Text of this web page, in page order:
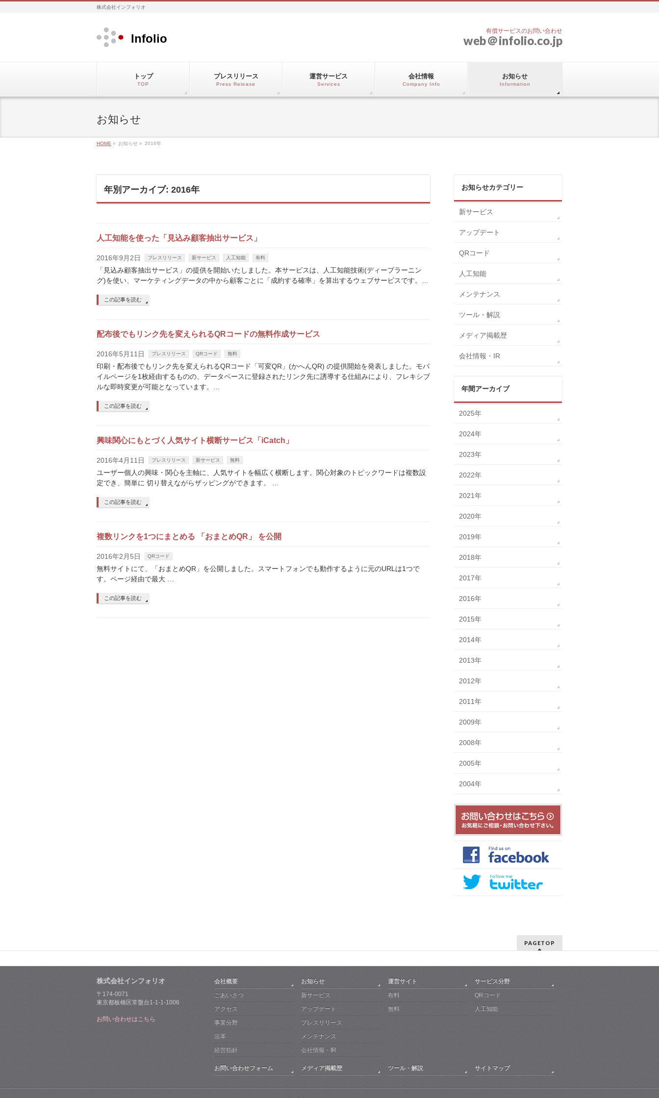
株式会社インフォリオ
Infolio
有償サービスのお問い合わせ
web＠infolio.co.jp
トップ
TOP
プレスリリース
Press Release
運営サービス
Services
会社情報
Company Info
お知らせ
Information
お知らせ
HOME » お知らせ » 2016年
年別アーカイブ: 2016年
人工知能を使った「見込み顧客抽出サービス」
2016年9月2日 プレスリリース 新サービス 人工知能 有料
「見込み顧客抽出サービス」の提供を開始いたしました。本サービスは、人工知能技術(ディープラーニン
グ)を使い、マーケティングデータの中から顧客ごとに「成約する確率」を算出するウェブサービスです。…
この記事を読む
配布後でもリンク先を変えられるQRコードの無料作成サービス
2016年5月11日 プレスリリース QRコード 無料
印刷・配布後でもリンク先を変えられるQRコード「可変QR」(かへんQR) の提供開始を発表しました。モバ
イルページを1枚経由するものの、データベースに登録されたリンク先に誘導する仕組みにより、フレキシブ
ルな即時変更が可能となっています。…
この記事を読む
興味関心にもとづく人気サイト横断サービス「iCatch」
2016年4月11日 プレスリリース 新サービス 無料
ユーザー個人の興味・関心を主軸に、人気サイトを幅広く横断します。関心対象のトピックワードは複数設
定でき、簡単に 切り替えながらザッピングができます。 …
この記事を読む
複数リンクを1つにまとめる 「おまとめQR」 を公開
2016年2月5日 QRコード
無料サイトにて、「おまとめQR」を公開しました。スマートフォンでも動作するように元のURLは1つで
す。ページ経由で最大 …
この記事を読む
お知らせカテゴリー
新サービス
アップデート
QRコード
人工知能
メンテナンス
ツール・解説
メディア掲載歴
会社情報・IR
年間アーカイブ
2025年
2024年
2023年
2022年
2021年
2020年
2019年
2018年
2017年
2016年
2015年
2014年
2013年
2012年
2011年
2009年
2008年
2005年
2004年
PAGETOP
株式会社インフォリオ
〒174-0071
東京都板橋区常盤台1-1-1-1006
お問い合わせはこちら
会社概要
ごあいさつ
アクセス
事業分野
沿革
経営指針
お知らせ
新サービス
アップデート
プレスリリース
メンテナンス
会社情報・IR
運営サイト
有料
無料
サービス分野
QRコード
人工知能
お問い合わせフォーム メディア掲載歴 ツール・解説 サイトマップ